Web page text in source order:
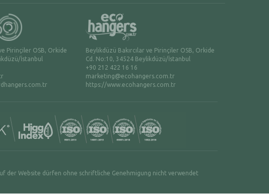
Pirinçiler OSB, Orkide
İstanbul
Beylikdüzü Bakırcılar ve Pirinçiler OSB, Orkide
Cd. No:10, 34524 Beylikdüzü/İstanbul
+90 212 422 16 16
marketing@ecohangers.com.tr
https://www.ecohangers.com.tr
der Website dürfen ohne schriftliche Genehmigung nicht verwendet